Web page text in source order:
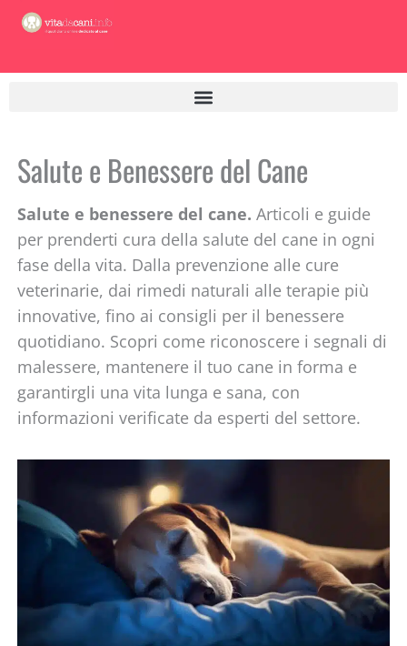
Salute e Benessere del Cane
Salute e benessere del cane. Articoli e guide
per prenderti cura della salute del cane in ogni
fase della vita. Dalla prevenzione alle cure
veterinarie, dai rimedi naturali alle terapie più
innovative, fino ai consigli per il benessere
quotidiano. Scopri come riconoscere i segnali di
malessere, mantenere il tuo cane in forma e
garantirgli una vita lunga e sana, con
informazioni verificate da esperti del settore.
PAGINAPAGINA